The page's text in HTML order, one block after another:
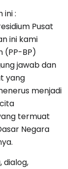
ini :
Pusat
ini kami
(PP-BP)
jawab dan
yang
menjadi
termuat
Negara
dialog,